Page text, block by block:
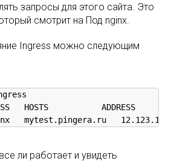
запросы для этого сайта. Это
смотрит на Под nginx.
Ingress можно следующим
HOSTS           ADDRESS
mytest.pingera.ru
ли работает и увидеть